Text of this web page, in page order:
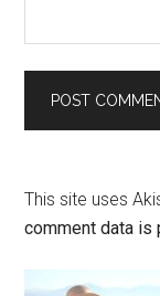
This site uses
comment data is
Primary